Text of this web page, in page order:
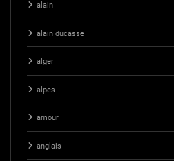
alain
alain ducasse
alger
alpes
amour
anglais